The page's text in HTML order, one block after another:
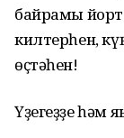
байрамы
килтерһен,
өҫтәһен!
Үҙегеҙҙе һәм